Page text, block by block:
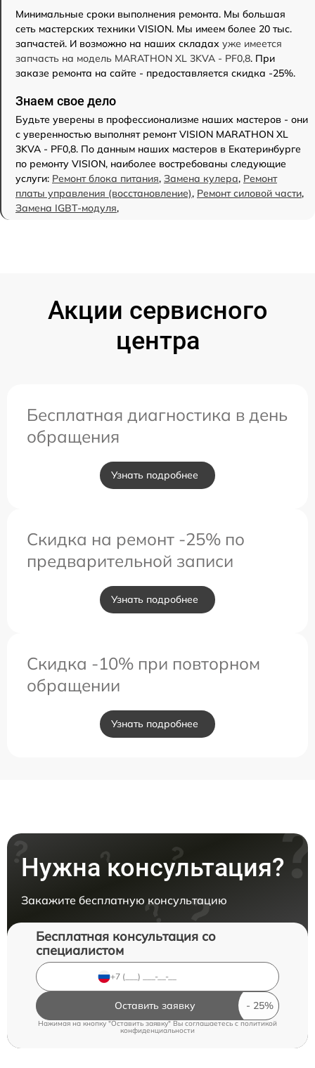
Минимальные сроки выполнения ремонта. Мы большая
сеть мастерских техники VISION. Мы имеем более 20 тыс.
запчастей. И возможно на наших складах уже имеется
запчасть на модель MARATHON XL 3KVA - PF0,8. При
заказе ремонта на сайте - предоставляется скидка -25%.
Знаем свое дело
Будьте уверены в профессионализме наших мастеров - они
с уверенностью выполнят ремонт VISION MARATHON XL
3KVA - PF0,8. По данным наших мастеров в Екатеринбурге
по ремонту VISION, наиболее востребованы следующие
услуги: Ремонт блока питания, Замена кулера, Ремонт
платы управления (восстановление), Ремонт силовой части,
Замена IGBT-модуля,
Акции сервисного
центра
Бесплатная диагностика в день
обращения
Узнать подробнее
Скидка на ремонт -25% по
предварительной записи
Узнать подробнее
Скидка -10% при повторном
обращении
Узнать подробнее
Нужна консультация?
Закажите бесплатную консультацию
Бесплатная консультация со
специалистом
Оставить заявку
Нажимая на кнопку "Оставить заявку" Вы соглашаетесь cполитикой
конфиденциальности